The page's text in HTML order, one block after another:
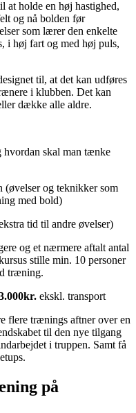
at holde en høj hastighed,
og nå bolden før
som lærer den enkelte
i høj fart og med høj puls,
til, at det kan udføres
i klubben. Det kan
dække alle aldre.
skal man tænke
og teknikker som
med bold)
tid til andre øvelser)
og et nærmere aftalt antal
stille min. 10 personer
træning.
ekskl. transport
flere trænings aftner over en
til den nye tilgang
i truppen. Samt få
på